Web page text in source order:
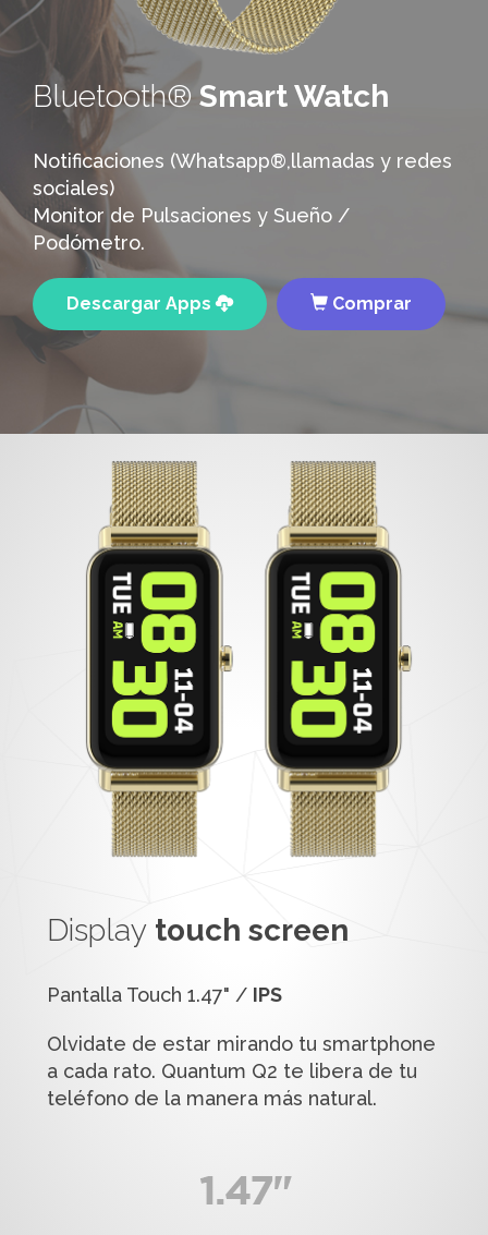
Bluetooth® Smart Watch
Notificaciones (Whatsapp®,llamadas y redes
sociales)
Monitor de Pulsaciones y Sueño /
Podómetro.
Descargar Apps Comprar
Display touch screen
Pantalla Touch 1.47" / IPS
Olvidate de estar mirando tu smartphone
a cada rato. Quantum Q2 te libera de tu
teléfono de la manera más natural.